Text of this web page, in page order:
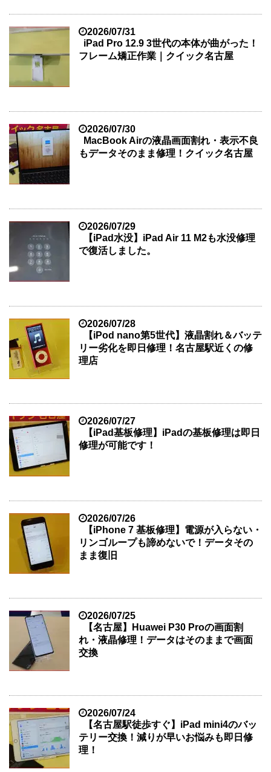
2026/07/31
iPad Pro 12.9 3世代の本体が曲がった！
フレーム矯正作業｜クイック名古屋
2026/07/30
MacBook Airの液晶画面割れ・表示不良
もデータそのまま修理！クイック名古屋
2026/07/29
【iPad水没】iPad Air 11 M2も水没修理
で復活しました。
2026/07/28
【iPod nano第5世代】液晶割れ＆バッテ
リー劣化を即日修理！名古屋駅近くの修
理店
2026/07/27
【iPad基板修理】iPadの基板修理は即日
修理が可能です！
2026/07/26
【iPhone 7 基板修理】電源が入らない・
リンゴループも諦めないで！データその
まま復旧
2026/07/25
【名古屋】Huawei P30 Proの画面割
れ・液晶修理！データはそのままで画面
交換
2026/07/24
【名古屋駅徒歩すぐ】iPad mini4のバッ
テリー交換！減りが早いお悩みも即日修
理！